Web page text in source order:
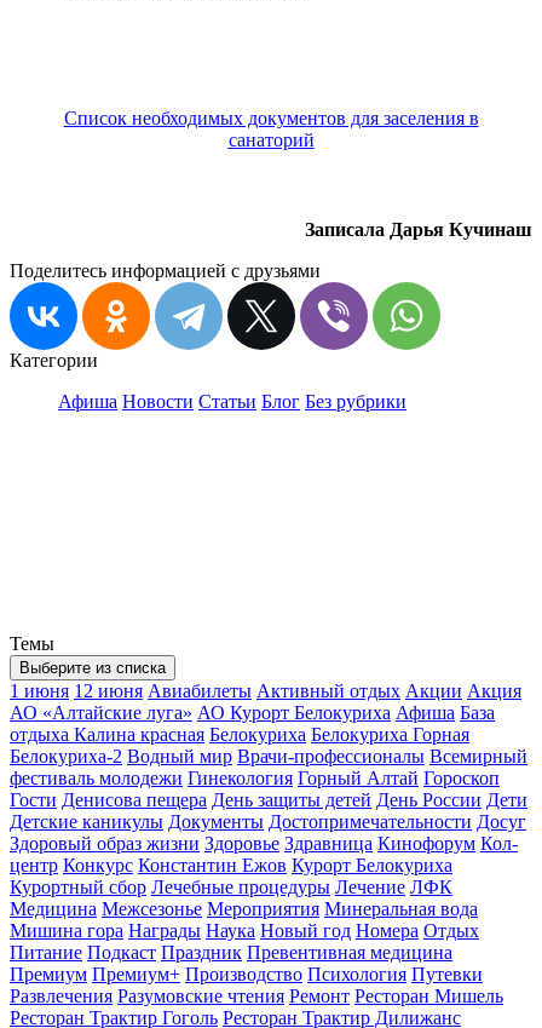
Список необходимых документов для заселения в
санаторий
Записала Дарья Кучинаш
Поделитесь информацией с друзьями
Категории
Афиша Новости Статьи Блог Без рубрики
Темы
Выберите из списка
1 июня 12 июня Авиабилеты Активный отдых Акции Акция
АО «Алтайские луга» АО Курорт Белокуриха Афиша База
отдыха Калина красная Белокуриха Белокуриха Горная
Белокуриха-2 Водный мир Врачи-профессионалы Всемирный
фестиваль молодежи Гинекология Горный Алтай Гороскоп
Гости Денисова пещера День защиты детей День России Дети
Детские каникулы Документы Достопримечательности Досуг
Здоровый образ жизни Здоровье Здравница Кинофорум Кол-
центр Конкурс Константин Ежов Курорт Белокуриха
Курортный сбор Лечебные процедуры Лечение ЛФК
Медицина Межсезонье Мероприятия Минеральная вода
Мишина гора Награды Наука Новый год Номера Отдых
Питание Подкаст Праздник Превентивная медицина
Премиум Премиум+ Производство Психология Путевки
Развлечения Разумовские чтения Ремонт Ресторан Мишель
Ресторан Трактир Гоголь Ресторан Трактир Дилижанс